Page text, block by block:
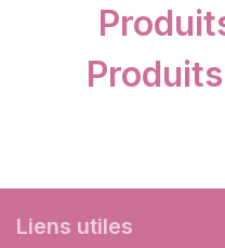
Liens utiles